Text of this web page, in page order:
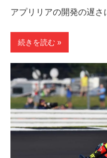
アプリリアの開発の遅さ
続きを読む